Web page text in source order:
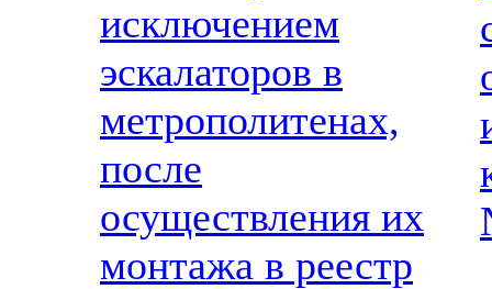
исключением
эскалаторов в
метрополитенах,
после
осуществления их
монтажа в реестр